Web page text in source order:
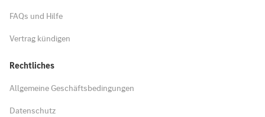
FAQs und Hilfe
Vertrag kündigen
Rechtliches
Allgemeine Geschäftsbedingungen
Datenschutz